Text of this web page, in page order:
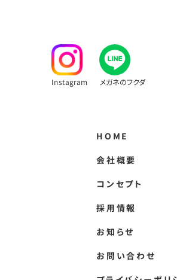
Instagram メガネのフクダ
HOME
会社概要
コンセプト
採用情報
お知らせ
お問い合わせ